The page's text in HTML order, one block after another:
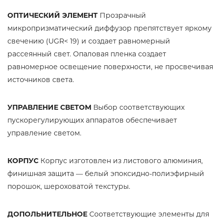
ОПТИЧЕСКИЙ ЭЛЕМЕНТ Прозрачный
микропризматический диффузор препятствует яркому
свечению (UGR< 19) и создает равномерный
рассеянный свет. Опаловая пленка создает
равномерное освещение поверхности, не просвечивая
источников света.
УПРАВЛЕНИЕ СВЕТОМ Выбор соответствующих
пускорегулирующих аппаратов обеспечивает
управление светом.
КОРПУС Корпус изготовлен из листового алюминия,
финишная защита — белый эпоксидно-полиэфирный
порошок, шероховатой текстуры.
ДОПОЛЬНИТЕЛЬНОЕ Соответствующие элементы для